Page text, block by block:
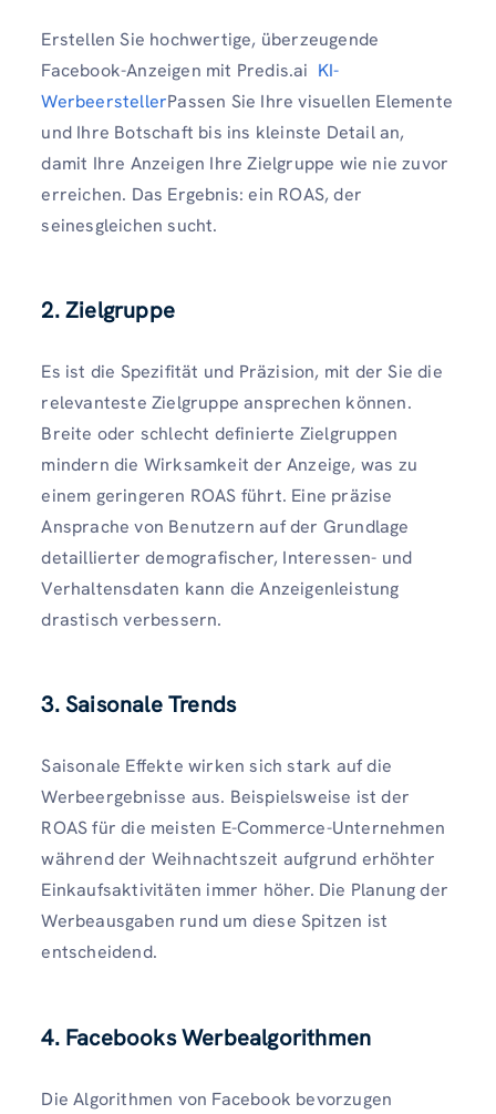
Erstellen Sie hochwertige, überzeugende
Facebook-Anzeigen mit Predis.ai KI-
WerbeerstellerPassen Sie Ihre visuellen Elemente
und Ihre Botschaft bis ins kleinste Detail an,
damit Ihre Anzeigen Ihre Zielgruppe wie nie zuvor
erreichen. Das Ergebnis: ein ROAS, der
seinesgleichen sucht.
2. Zielgruppe
Es ist die Spezifität und Präzision, mit der Sie die
relevanteste Zielgruppe ansprechen können.
Breite oder schlecht definierte Zielgruppen
mindern die Wirksamkeit der Anzeige, was zu
einem geringeren ROAS führt. Eine präzise
Ansprache von Benutzern auf der Grundlage
detaillierter demografischer, Interessen- und
Verhaltensdaten kann die Anzeigenleistung
drastisch verbessern.
3. Saisonale Trends
Saisonale Effekte wirken sich stark auf die
Werbeergebnisse aus. Beispielsweise ist der
ROAS für die meisten E-Commerce-Unternehmen
während der Weihnachtszeit aufgrund erhöhter
Einkaufsaktivitäten immer höher. Die Planung der
Werbeausgaben rund um diese Spitzen ist
entscheidend.
4. Facebooks Werbealgorithmen
Die Algorithmen von Facebook bevorzugen